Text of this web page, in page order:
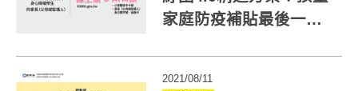
家庭防疫補貼最後一天
2021/08/11